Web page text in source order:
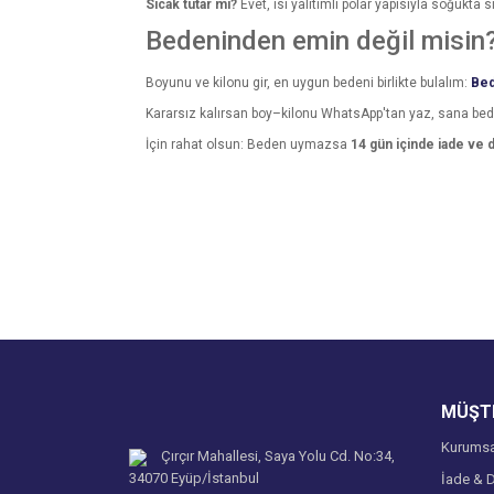
Sıcak tutar mı? Evet, ısı yalıtımlı polar yapısıyla soğukta
Bedeninden emin değil
Boyunu ve kilonu gir, en uygun bedeni birlikte bulalım:
Kararsız kalırsan boy–kilonu WhatsApp'tan yaz, sana
İçin rahat olsun: Beden uymazsa 14 gün içinde iade ve
Çırçır Mahallesi, Saya Yolu Cd. No:34,
34070 Eyüp/İstanbul
İade &